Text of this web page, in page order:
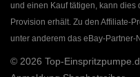
und einen Kauf tätigen, kann dies
Provision erhält. Zu den Affiliate-
unter anderem das eBay-Partner-
© 2026 Top-